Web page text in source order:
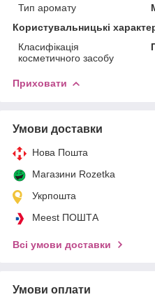
Тип аромату
Користувальницькі
Класифікація
косметичного засобу
Приховати
Умови доставки
Нова Пошта
Магазини Rozetka
Укрпошта
Meest ПОШТА
Всі умови доставки
Умови оплати